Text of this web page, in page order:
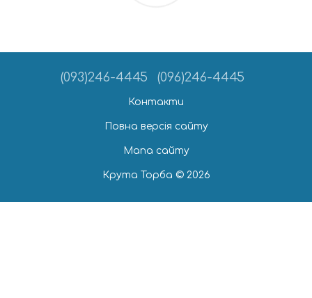
(093)246-4445 (096)246-4445
Контакти
Повна версія сайту
Мапа сайту
Крута Торба © 2026